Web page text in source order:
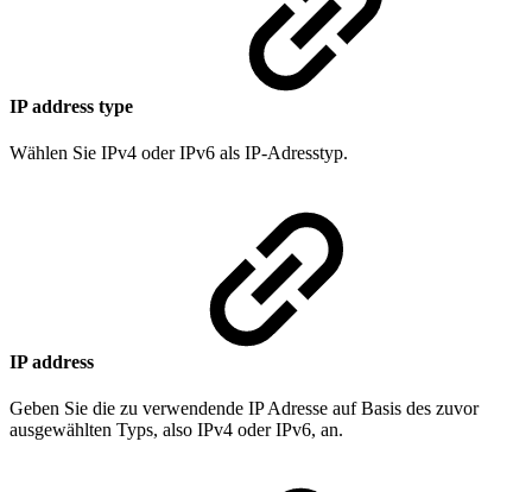
IP address type
Wählen Sie IPv4 oder IPv6 als IP-Adresstyp.
IP address
Geben Sie die zu verwendende IP Adresse auf Basis des zuvor
ausgewählten Typs, also IPv4 oder IPv6, an.